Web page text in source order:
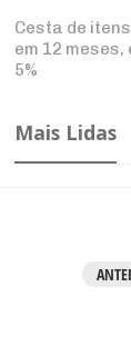
Cesta de
em 12
5%
Mais Lidas